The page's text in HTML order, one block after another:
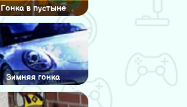
Гонка в пустыне
Зимняя гонка